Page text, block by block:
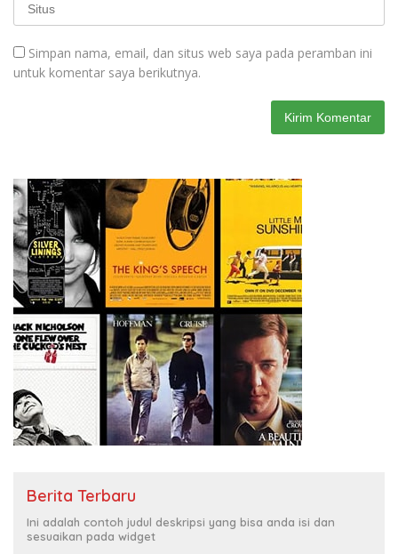
Simpan nama, email, dan situs web saya pada peramban ini
untuk komentar saya berikutnya.
Berita Terbaru
Ini adalah contoh judul deskripsi yang bisa anda isi dan
sesuaikan pada widget